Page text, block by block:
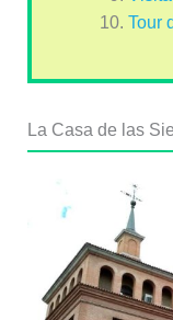
Tour
La Casa de las